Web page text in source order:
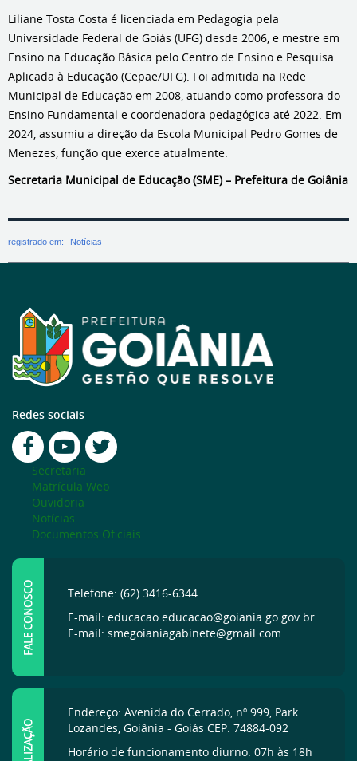
Liliane Tosta Costa é licenciada em Pedagogia pela
Universidade Federal de Goiás (UFG) desde 2006, e mestre em
Ensino na Educação Básica pelo Centro de Ensino e Pesquisa
Aplicada à Educação (Cepae/UFG). Foi admitida na Rede
Municipal de Educação em 2008, atuando como professora do
Ensino Fundamental e coordenadora pedagógica até 2022. Em
2024, assumiu a direção da Escola Municipal Pedro Gomes de
Menezes, função que exerce atualmente.
Secretaria Municipal de Educação (SME) – Prefeitura de Goiânia
registrado em: Notícias
Redes sociais
Secretaria
Matrícula Web
Ouvidoria
Notícias
Documentos Oficiais
FALE CONOSCO
Telefone: (62) 3416-6344
E-mail: educacao.educacao@goiania.go.gov.br
E-mail: smegoianiagabinete@gmail.com
Endereço: Avenida do Cerrado, nº 999, Park
Lozandes, Goiânia - Goiás CEP: 74884-092
Horário de funcionamento diurno: 07h às 18h